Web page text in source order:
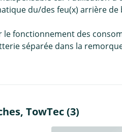
du/des feu(x) arrière
fonctionnement des
séparée dans la
TowTec (3)